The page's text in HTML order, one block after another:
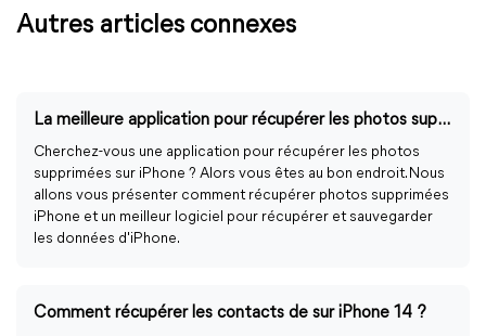
Autres articles connexes
La meilleure application pour récupérer les photos supprimées sur iPhone !
Cherchez-vous une application pour récupérer les photos
supprimées sur iPhone ? Alors vous êtes au bon endroit. Nous
allons vous présenter comment récupérer photos supprimées
iPhone et un meilleur logiciel pour récupérer et sauvegarder
les données d'iPhone.
Comment récupérer les contacts de sur iPhone 14 ?